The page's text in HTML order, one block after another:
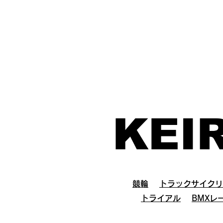
競輪 トラックサイク
トライアル
BMXレ